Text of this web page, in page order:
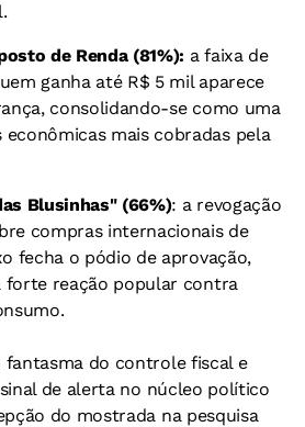
de Renda (81%): a faixa de
ganha até R$ 5 mil aparece
consolidando-se como uma
econômicas mais cobradas pela
Blusinhas" (66%): a revogação
compras internacionais de
fecha o pódio de aprovação,
forte reação popular contra
do controle fiscal e
de alerta no núcleo político
do mostrada na pesquisa